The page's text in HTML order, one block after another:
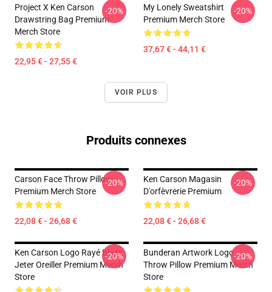
Project X Ken Carson
Drawstring Bag Premium
Merch Store
22,95 € - 27,55 €
-20%
My Lonely Sweatshirt
Premium Merch Store
37,67 € - 44,11 €
-20%
VOIR PLUS
Produits connexes
Carson Face Throw Pillow
Premium Merch Store
22,08 € - 26,68 €
-20%
Ken Carson Magasin
D'orfèvrerie Premium
22,08 € - 26,68 €
-20%
Ken Carson Logo Rayé Blanc
Jeter Oreiller Premium Mersh
Store
-20%
Bunderan Artwork Logo
Throw Pillow Premium Merch
Store
-20%